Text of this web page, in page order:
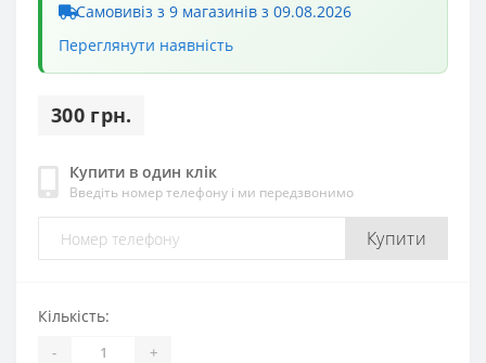
Самовивіз з 9 магазинів з 09.08.2026
Переглянути наявність
300 грн.
Купити в один клік
Введіть номер телефону і ми передзвонимо
Купити
Кількість:
- +